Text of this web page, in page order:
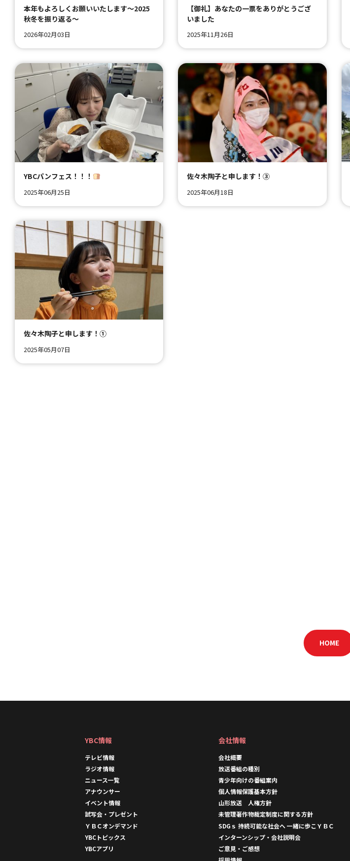
本年もよろしくお願いいたします～2025
秋冬を振り返る～
2026年02月03日
【御礼】あなたの一票をありがとうござ
いました
2025年11月26日
YBCパンフェス！！！
2025年06月25日
佐々木陶子と申します！③
2025年06月18日
佐々木陶子と申します！①
2025年05月07日
HOME
YBC情報
テレビ情報
ラジオ情報
ニュース一覧
アナウンサー
イベント情報
試写会・プレゼント
ＹＢＣオンデマンド
YBCトピックス
YBCアプリ
会社情報
会社概要
放送番組の種別
青少年向けの番組案内
個人情報保護基本方針
山形放送 人権方針
未管理著作物裁定制度に関する方針
SDGｓ 持続可能な社会へ 一緒に歩こＹＢＣ
インターンシップ・会社説明会
ご意見・ご感想